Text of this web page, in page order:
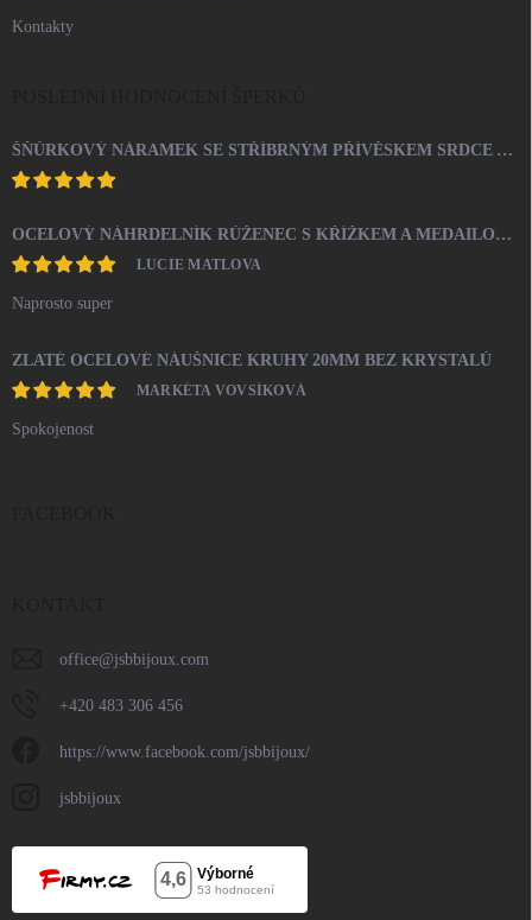
Kontakty
ŠŇŮRKOVÝ NÁRAMEK SE STŘÍBRNÝM PŘÍVĚSKEM SRDCE A KRYSTALY SWAROVSKI CRYSTAL (STŘÍBRO 925/1000)
OCELOVÝ NÁHRDELNÍK RŮŽENEC S KŘÍŽKEM A MEDAILONEM
LUCIE MATLOVA
Naprosto super
ZLATÉ OCELOVÉ NÁUŠNICE KRUHY 20MM BEZ KRYSTALŮ
MARKÉTA VOVSÍKOVÁ
Spokojenost
office@jsbbijoux.com
+420 483 306 456
https://www.facebook.com/jsbbijoux/
jsbbijoux